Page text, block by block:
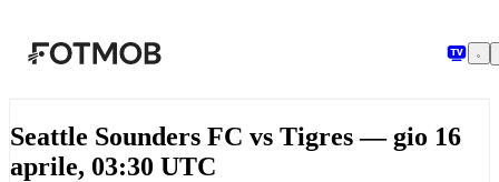
Seattle Sounders FC vs Tigres — gio 16
aprile, 03:30 UTC